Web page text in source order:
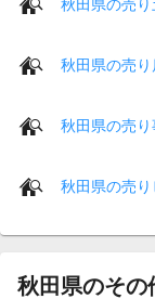
秋田県の売り
秋田県の売り
秋田県の売
秋田県の売
秋田県のそ